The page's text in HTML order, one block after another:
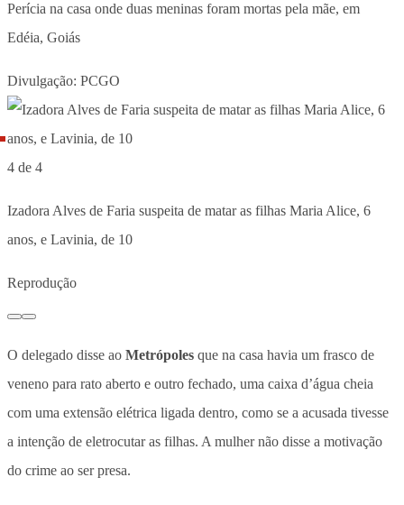
Perícia na casa onde duas meninas foram mortas pela mãe, em
Edéia, Goiás
Divulgação: PCGO
4 de 4
Izadora Alves de Faria suspeita de matar as filhas Maria Alice, 6
anos, e Lavinia, de 10
Reprodução
O delegado disse ao Metrópoles que na casa havia um frasco de
veneno para rato aberto e outro fechado, uma caixa d’água cheia
com uma extensão elétrica ligada dentro, como se a acusada tivesse
a intenção de eletrocutar as filhas. A mulher não disse a motivação
do crime ao ser presa.